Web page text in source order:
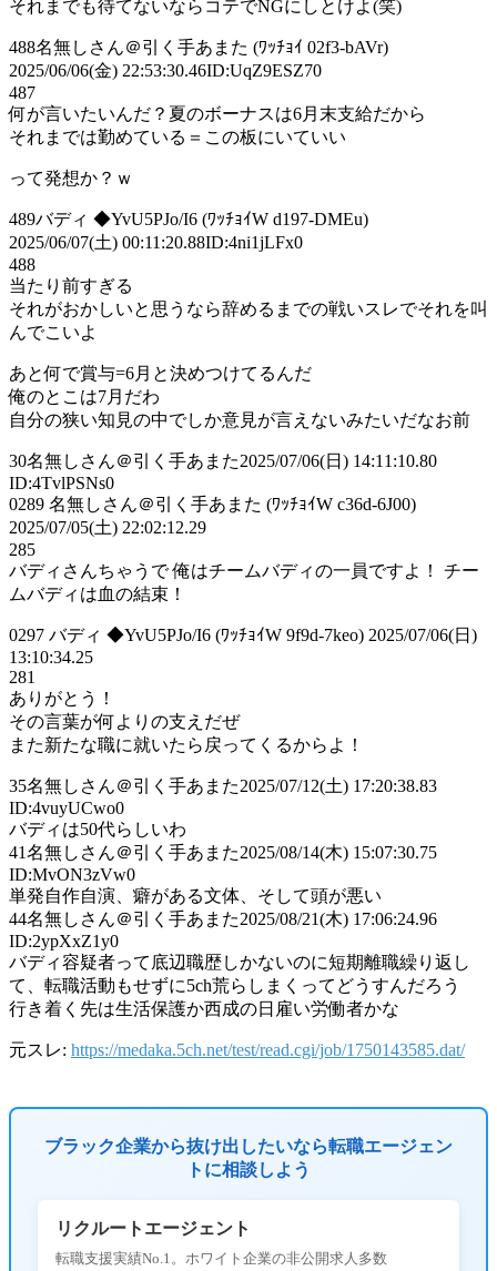
それまでも待てないならコテでNGにしとけよ(笑)
488名無しさん＠引く手あまた (ﾜｯﾁｮｲ 02f3-bAVr)
2025/06/06(金) 22:53:30.46ID:UqZ9ESZ70
487
何が言いたいんだ？夏のボーナスは6月末支給だから
それまでは勤めている＝この板にいていい
って発想か？ｗ
489バディ ◆YvU5PJo/I6 (ﾜｯﾁｮｲW d197-DMEu)
2025/06/07(土) 00:11:20.88ID:4ni1jLFx0
488
当たり前すぎる
それがおかしいと思うなら辞めるまでの戦いスレでそれを叫
んでこいよ
あと何で賞与=6月と決めつけてるんだ
俺のとこは7月だわ
自分の狭い知見の中でしか意見が言えないみたいだなお前
30名無しさん＠引く手あまた2025/07/06(日) 14:11:10.80
ID:4TvlPSNs0
0289 名無しさん＠引く手あまた (ﾜｯﾁｮｲW c36d-6J00)
2025/07/05(土) 22:02:12.29
285
バディさんちゃうで 俺はチームバディの一員ですよ！ チー
ムバディは血の結束！
0297 バディ ◆YvU5PJo/I6 (ﾜｯﾁｮｲW 9f9d-7keo) 2025/07/06(日)
13:10:34.25
281
ありがとう！
その言葉が何よりの支えだぜ
また新たな職に就いたら戻ってくるからよ！
35名無しさん＠引く手あまた2025/07/12(土) 17:20:38.83
ID:4vuyUCwo0
バディは50代らしいわ
41名無しさん＠引く手あまた2025/08/14(木) 15:07:30.75
ID:MvON3zVw0
単発自作自演、癖がある文体、そして頭が悪い
44名無しさん＠引く手あまた2025/08/21(木) 17:06:24.96
ID:2ypXxZ1y0
バディ容疑者って底辺職歴しかないのに短期離職繰り返し
て、転職活動もせずに5ch荒らしまくってどうすんだろう
行き着く先は生活保護か西成の日雇い労働者かな
元スレ: https://medaka.5ch.net/test/read.cgi/job/1750143585.dat/
ブラック企業から抜け出したいなら転職エージェン
トに相談しよう
リクルートエージェント
転職支援実績No.1。ホワイト企業の非公開求人多数